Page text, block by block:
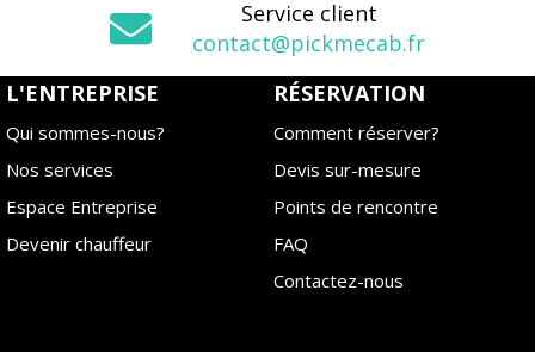
Service client
contact@pickmecab.fr
L'ENTREPRISE
Qui sommes-nous?
Nos services
Espace Entreprise
Devenir chauffeur
RÉSERVATION
Comment réserver?
Devis sur-mesure
Points de rencontre
FAQ
Contactez-nous